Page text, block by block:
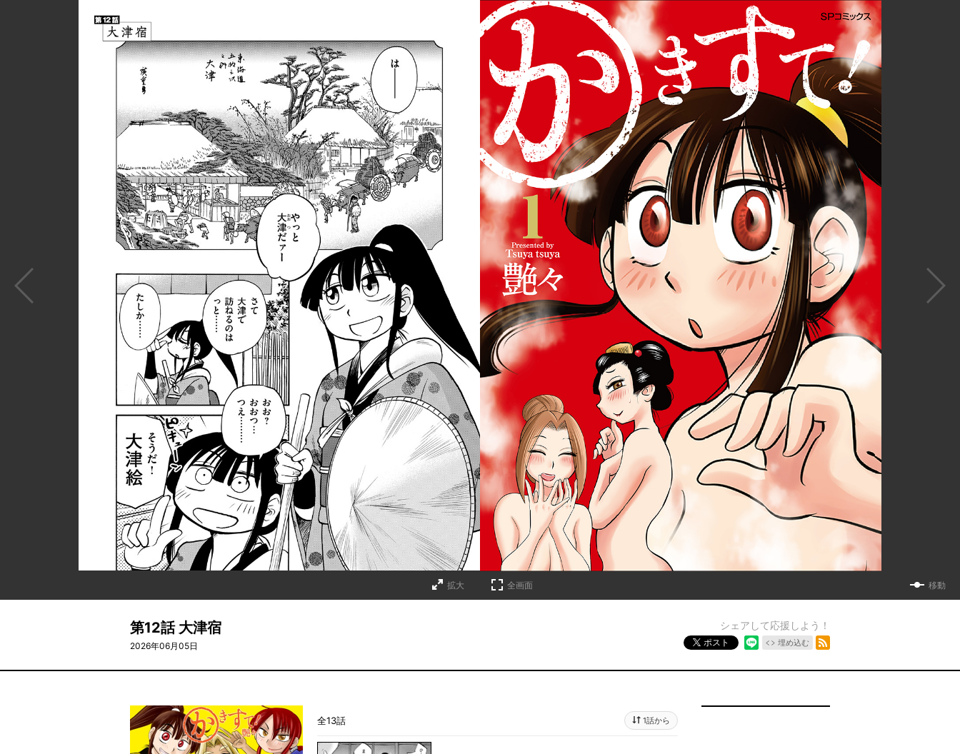
詳細ページへのリンク
拡大 全画面 移動
第12話 大津宿
2026年06月05日
シェアして応援しよう！
ポスト 埋め込む
全13話 1話から